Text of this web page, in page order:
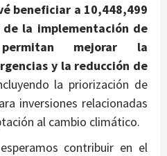
beneficiar a 10,448,499
la implementación de
mejorar la
y la reducción de
la priorización de
inversiones relacionadas
al cambio climático.
contribuir en el